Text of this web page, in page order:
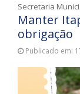
Secretaria
Manter
obrigação
Publicado em: